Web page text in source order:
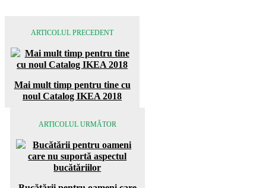
ARTICOLUL PRECEDENT
Mai mult timp pentru tine cu
noul Catalog IKEA 2018
ARTICOLUL URMĂTOR